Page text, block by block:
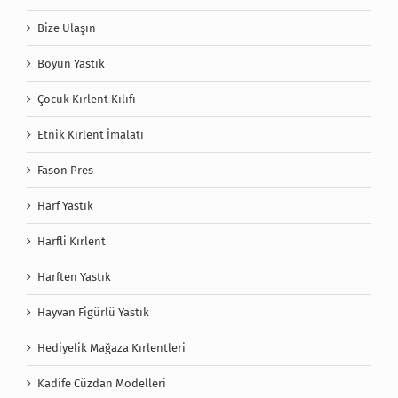
Bize Ulaşın
Boyun Yastık
Çocuk Kırlent Kılıfı
Etnik Kırlent İmalatı
Fason Pres
Harf Yastık
Harfli Kırlent
Harften Yastık
Hayvan Figürlü Yastık
Hediyelik Mağaza Kırlentleri
Kadife Cüzdan Modelleri